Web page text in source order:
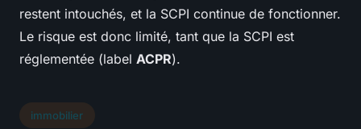
restent intouchés, et la SCPI continue de fonctionner.
Le risque est donc limité, tant que la SCPI est
réglementée (label ACPR).
immobilier